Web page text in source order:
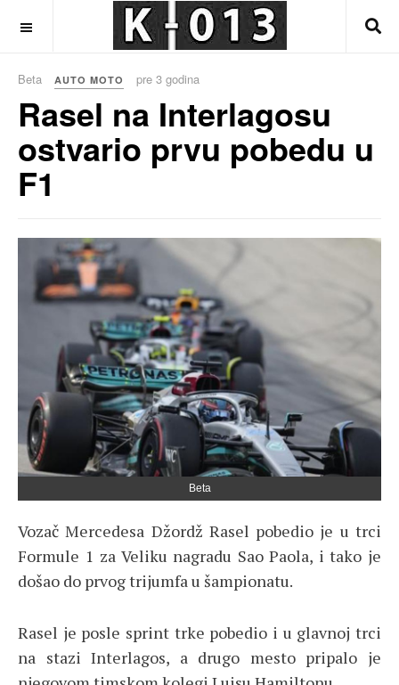
Beta AUTO MOTO pre 3 godina
Rasel na Interlagosu
ostvario prvu pobedu u
F1
Beta
Vozač Mercedesa Džordž Rasel pobedio je u trci
Formule 1 za Veliku nagradu Sao Paola, i tako je
došao do prvog trijumfa u šampionatu.
Rasel je posle sprint trke pobedio i u glavnoj trci
na stazi Interlagos, a drugo mesto pripalo je